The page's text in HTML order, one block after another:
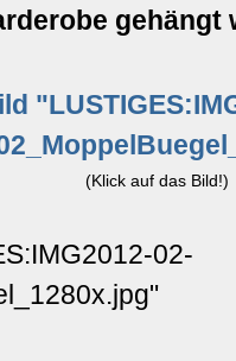
(Klick auf das Bild!)